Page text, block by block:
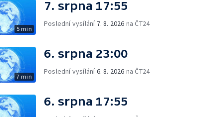
5 min
7. srpna 17:55
Poslední vysílání 7. 8. 2026 na ČT24
7 min
6. srpna 23:00
Poslední vysílání6. 8. 2026 na ČT24
6. srpna 17:55